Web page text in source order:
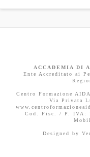
ACCADEMIA DI
Ente Accreditato ai
Centro Formazione
Via Privata
Cod. Fisc. / P. IVA:
Designed by